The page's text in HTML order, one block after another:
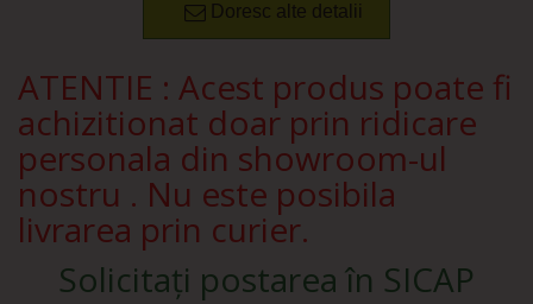
Doresc alte detalii
ATENTIE : Acest produs poate fi
achizitionat doar prin ridicare
personala din showroom-ul
nostru . Nu este posibila
livrarea prin curier.
Solicitați postarea în SICAP